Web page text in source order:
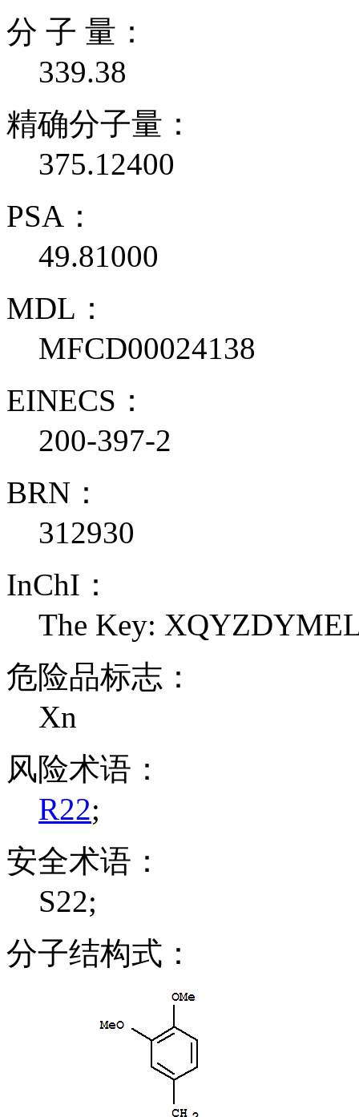
分 子 量：
339.38
精确分子量：
375.12400
PSA：
49.81000
MDL：
MFCD00024138
EINECS：
200-397-2
BRN：
312930
InChI：
The Key:
危险品标志：
Xn
风险术语：
R22;
安全术语：
S22;
分子结构式：